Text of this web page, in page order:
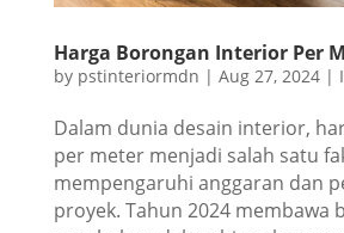
Harga Borongan Interior Per
by pstinteriormdn | Aug 27, 2024|
Dalam dunia desain interior,
per meter menjadi salah satu
mempengaruhi anggaran dan
proyek. Tahun 2024 membawa